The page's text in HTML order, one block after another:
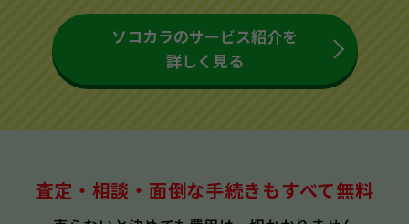
ソコカラのサービス紹介を
詳しく見る
査定・相談・面倒な手続きもすべて無料